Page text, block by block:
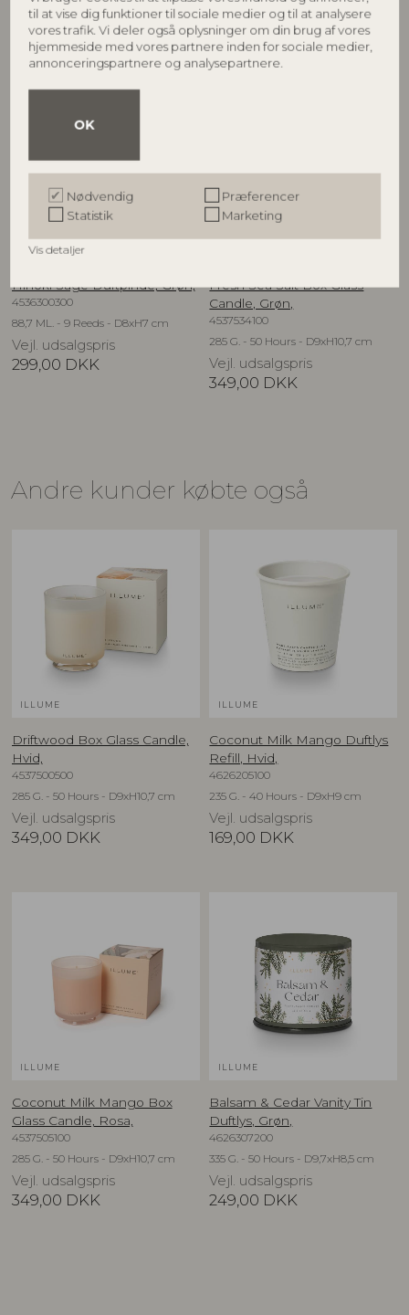
til at vise dig funktioner til sociale medier og til at analysere
vores trafik. Vi deler også oplysninger om din brug af vores
hjemmeside med vores partnere inden for sociale medier,
annonceringspartnere og analysepartnere.
OK
Nødvendig
Præferencer
Statistik
Marketing
Vis detaljer
499,00 DKK 249,00 DKK
ILLUME
Hinoki Sage Duftpinde, Grøn,
4536300300
88,7 ML. - 9 Reeds - D8xH7 cm
Vejl. udsalgspris
299,00 DKK
Fresh Sea Salt Box Glass
Candle, Grøn,
4537534100
285 G. - 50 Hours - D9xH10,7 cm
Vejl. udsalgspris
349,00 DKK
Andre kunder købte også
ILLUME
Driftwood Box Glass Candle,
Hvid,
4537500500
285 G. - 50 Hours - D9xH10,7 cm
Vejl. udsalgspris
349,00 DKK
ILLUME
Coconut Milk Mango Duftlys
Refill, Hvid,
4626205100
235 G. - 40 Hours - D9xH9 cm
Vejl. udsalgspris
169,00 DKK
ILLUME
Coconut Milk Mango Box
Glass Candle, Rosa,
4537505100
285 G. - 50 Hours - D9xH10,7 cm
Vejl. udsalgspris
349,00 DKK
ILLUME
Balsam & Cedar Vanity Tin
Duftlys, Grøn,
4626307200
335 G. - 50 Hours - D9,7xH8,5 cm
Vejl. udsalgspris
249,00 DKK